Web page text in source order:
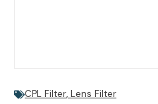
CPL Filter, Lens Filter